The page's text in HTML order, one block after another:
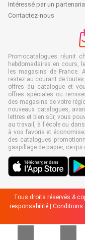
Intéressé par un
Contactez-nous
Promocatalogues réunit
hebdomadaires en cours,
les magasins de France.
restez au courant de
offres du catalogue et
offres spéciales ou
des magasins de votre
nouveaux catalogues,
lettres et bien sûr, vous
au travail, à l'école ou
à vos favoris et
des catalogues
gaspillage de papier, ce qui
Tous droits réservés &
responsabilité
Conditions